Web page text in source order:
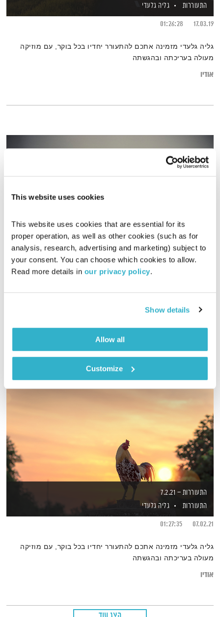
This website uses cookies
This website uses cookies that are essential for its
proper operation, as well as other cookies (such as for
analysis, research, advertising and marketing) subject to
your consent. You can choose which cookies to allow.
Read more details in our privacy policy.
Show details
Allow all
Customize
התעוררות
גליה גלעדי
17.03.19
01:26:28
גליה גלעדי מזמינה אתכם להתעורר יחדיו בכל בוקר, עם מוזיקה
מעולה בעריכתה ובהגשתה
אודיו
כל יום מחדש – 17.11.22 – ספיישל מועדון הקולוסיאום
כל יום מחדש
אמיר פרי
התעוררות – 7.2.21
התעוררות
גליה גלעדי
07.02.21
01:27:35
גליה גלעדי מזמינה אתכם להתעורר יחדיו בכל בוקר, עם מוזיקה
מעולה בעריכתה ובהגשתה
אודיו